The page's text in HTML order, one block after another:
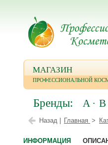
МАГАЗИН
ПРОФЕССИОНАЛЬНОЙ
Бренды: A B
Назад | Главная
ИНФОРМАЦИЯ